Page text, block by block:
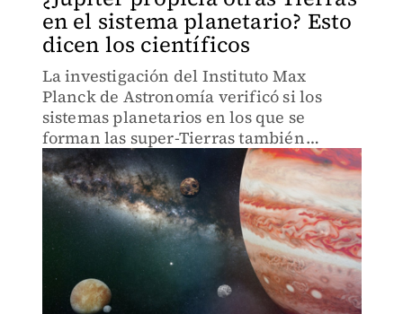
en el sistema planetario? Esto
dicen los científicos
La investigación del Instituto Max
Planck de Astronomía verificó si los
sistemas planetarios en los que se
forman las super-Tierras también
podrían tener un Júpiter frío.